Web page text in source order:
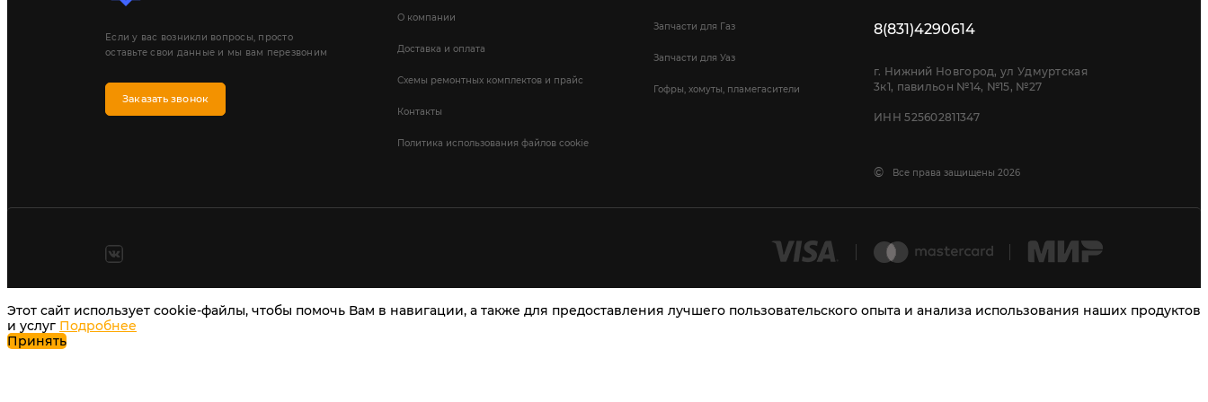
Если у вас возникли вопросы, просто
оставьте свои данные и мы вам перезвоним
Заказать звонок
О компании
Доставка и оплата
Схемы ремонтных комплектов и прайс
Контакты
Политика использования файлов cookie
Запчасти для Газ
Запчасти для Уаз
Гофры, хомуты, пламегасители
8(831)4290614
г. Нижний Новгород, ул Удмуртская
3к1, павильон №14, №15, №27
ИНН 525602811347
© Все права защищены 2026
Этот сайт использует cookie-файлы, чтобы помочь Вам в навигации, а также для предоставления лучшего пользовательского опыта и анализа использования наших продуктов
и услуг Подробнее
Принять